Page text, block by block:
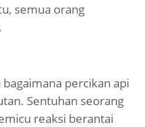
semua orang
percikan api
Sentuhan seorang
reaksi berantai